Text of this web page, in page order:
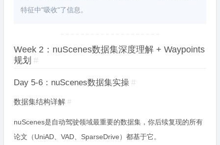
特征中"吸收"了信息。
Week 2：nuScenes数据集深度理解 + Waypoints
规划 #
Day 5-6：nuScenes数据集实操 #
数据集结构详解 #
nuScenes是自动驾驶领域最重要的数据集，你后续复现的所有
论文（UniAD、VAD、SparseDrive）都基于它。